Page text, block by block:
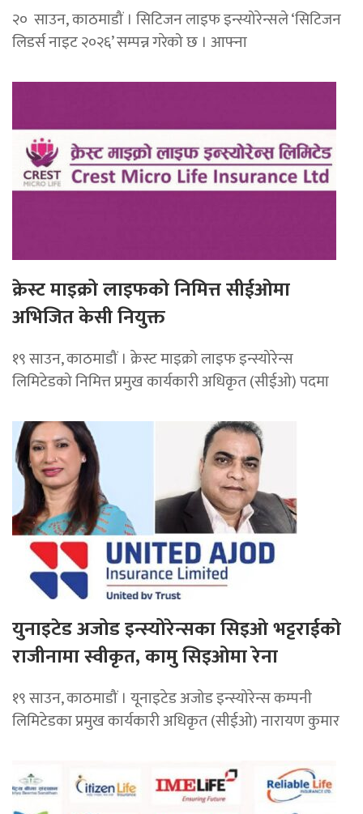
२० साउन, काठमाडौं । सिटिजन लाइफ इन्स्योरेन्सले ‘सिटिजन
लिडर्स नाइट २०२६’ सम्पन्न गरेको छ । आफ्ना
क्रेस्ट माइक्रो लाइफको निमित्त सीईओमा
अभिजित केसी नियुक्त
१९ साउन, काठमाडौं । क्रेस्ट माइक्रो लाइफ इन्स्योरेन्स
लिमिटेडको निमित्त प्रमुख कार्यकारी अधिकृत (सीईओ) पदमा
युनाइटेड अजोड इन्स्योरेन्सका सिइओ भट्टराईको
राजीनामा स्वीकृत, कामु सिइओमा रेना
१९ साउन, काठमाडौं । यूनाइटेड अजोड इन्स्योरेन्स कम्पनी
लिमिटेडका प्रमुख कार्यकारी अधिकृत (सीईओ) नारायण कुमार